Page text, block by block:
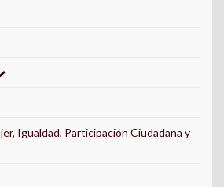
Igualdad, Participación Ciudadana y